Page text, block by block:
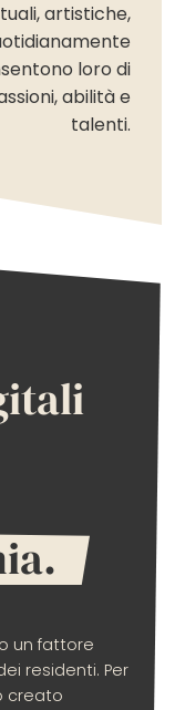
artistiche,
loro di
abilità e
talenti.
un fattore
residenti. Per
creato